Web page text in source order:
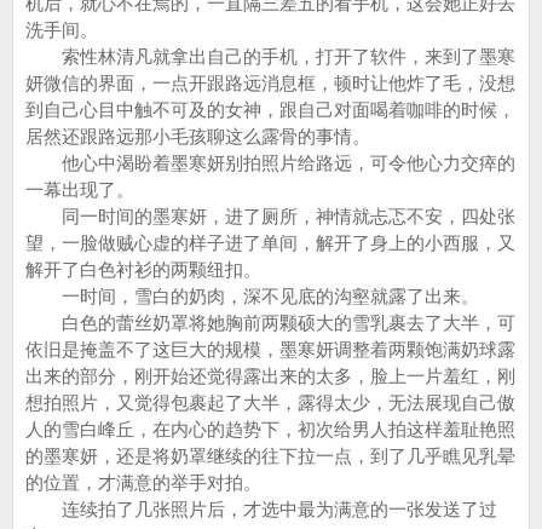
洗手间。
索性林清凡就拿出自己的手机，打开了软件，来到了墨寒
妍微信的界面，一点开跟路远消息框，顿时让他炸了毛，没想
到自己心目中触不可及的女神，跟自己对面喝着咖啡的时候，
居然还跟路远那小毛孩聊这么露骨的事情。
他心中渴盼着墨寒妍别拍照片给路远，可令他心力交瘁的
一幕出现了。
同一时间的墨寒妍，进了厕所，神情就忐忑不安，四处张
望，一脸做贼心虚的样子进了单间，解开了身上的小西服，又
解开了白色衬衫的两颗纽扣。
一时间，雪白的奶肉，深不见底的沟壑就露了出来。
白色的蕾丝奶罩将她胸前两颗硕大的雪乳裹去了大半，可
依旧是掩盖不了这巨大的规模，墨寒妍调整着两颗饱满奶球露
出来的部分，刚开始还觉得露出来的太多，脸上一片羞红，刚
想拍照片，又觉得包裹起了大半，露得太少，无法展现自己傲
人的雪白峰丘，在内心的趋势下，初次给男人拍这样羞耻艳照
的墨寒妍，还是将奶罩继续的往下拉一点，到了几乎瞧见乳晕
的位置，才满意的举手对拍。
连续拍了几张照片后，才选中最为满意的一张发送了过